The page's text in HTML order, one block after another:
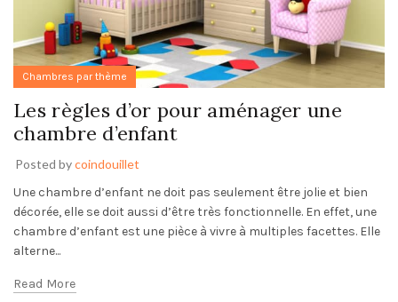
Chambres par thème
Les règles d’or pour aménager une
chambre d’enfant
Posted bycoindouillet
Une chambre d’enfant ne doit pas seulement être jolie et bien
décorée, elle se doit aussi d’être très fonctionnelle. En effet, une
chambre d’enfant est une pièce à vivre à multiples facettes. Elle
alterne...
Read More